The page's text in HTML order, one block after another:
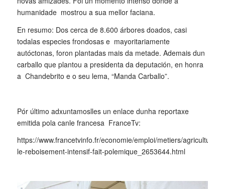
humanidade mostrou a sua mellor faciana.
En resumo: Dos cerca de 8.600 árbores doados, casi
todalas especies frondosas e mayoritariamente
autóctonas, foron plantadas mais da metade. Ademais dun
carballo que plantou a presidenta da deputación, en honra
a Chandebrito e o seu lema, “Manda Carballo”.
Pór último adxuntamoslles un enlace dunha reportaxe
emitida pola canle francesa FranceTv:
https://www.francetvinfo.fr/economie/emploi/metiers/agriculture/
le-reboisement-intensif-fait-polemique_2653644.html